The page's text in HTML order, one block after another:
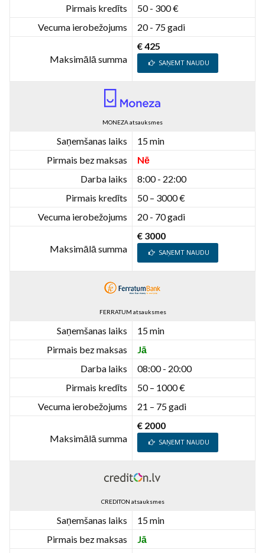
Pirmais kredīts
50 - 300 €
Vecuma ierobežojums
20 - 75 gadi
Maksimālā summa
€ 425
SAŅEMT NAUDU
MONEZA atsauksmes
Saņemšanas laiks
15 min
Pirmais bez maksas
Nē
Darba laiks
8:00 - 22:00
Pirmais kredīts
50 – 3000 €
Vecuma ierobežojums
20 - 70 gadi
Maksimālā summa
€ 3000
SAŅEMT NAUDU
FERRATUM atsauksmes
Saņemšanas laiks
15 min
Pirmais bez maksas
Jā
Darba laiks
08:00 - 20:00
Pirmais kredīts
50 – 1000 €
Vecuma ierobežojums
21 – 75 gadi
Maksimālā summa
€ 2000
SAŅEMT NAUDU
CREDITON atsauksmes
Saņemšanas laiks
15 min
Pirmais bez maksas
Jā